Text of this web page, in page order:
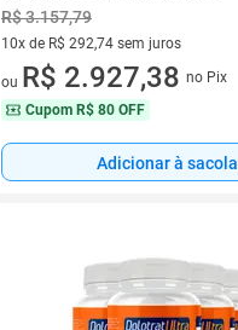
R$ 3.157,79
10x de R$ 292,74 sem juros
10 vez de R$ 292,74 sem juros
ou R$ 2.927,38 no Pix
Cupom R$ 80 OFF
Adicionar à sacola